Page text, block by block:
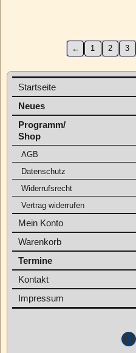
← 1 2 3
Startseite
Neues
Programm/
Shop
AGB
Datenschutz
Widerrufsrecht
Vertrag widerrufen
Mein Konto
Warenkorb
Termine
Kontakt
Impressum